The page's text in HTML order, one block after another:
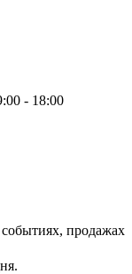
- 18:00
продажах